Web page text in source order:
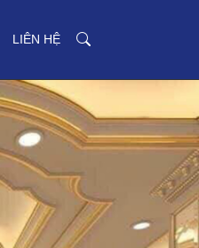
LIÊN HỆ